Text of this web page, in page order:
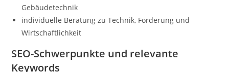
Gebäudetechnik
individuelle Beratung zu Technik, Förderung und
Wirtschaftlichkeit
SEO-Schwerpunkte und relevante
Keywords